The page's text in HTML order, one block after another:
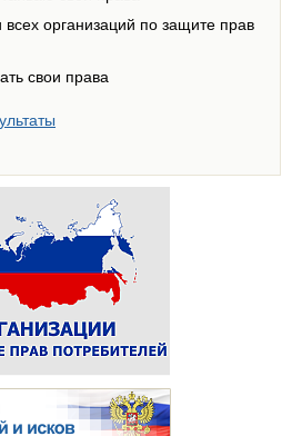
всех организаций по защите прав
свои права